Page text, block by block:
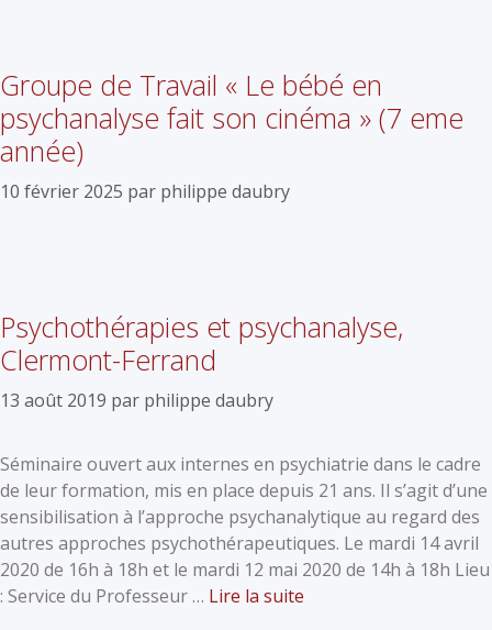
Groupe de Travail « Le bébé en
psychanalyse fait son cinéma » (7 eme
année)
10 février 2025 par philippe daubry
Psychothérapies et psychanalyse,
Clermont-Ferrand
13 août 2019 par philippe daubry
Séminaire ouvert aux internes en psychiatrie dans le cadre
de leur formation, mis en place depuis 21 ans. Il s’agit d’une
sensibilisation à l’approche psychanalytique au regard des
autres approches psychothérapeutiques. Le mardi 14 avril
2020 de 16h à 18h et le mardi 12 mai 2020 de 14h à 18h Lieu
: Service du Professeur … Lire la suite